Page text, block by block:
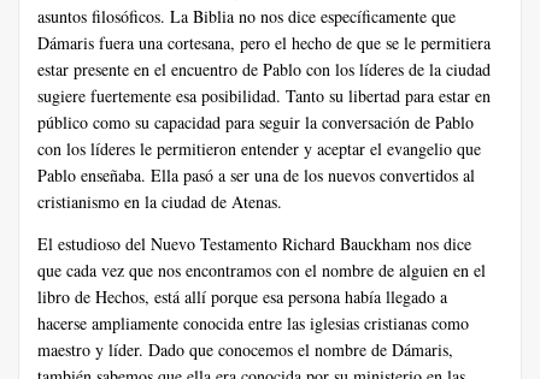
asuntos filosóficos. La Biblia no nos dice específicamente que
Dámaris fuera una cortesana, pero el hecho de que se le permitiera
estar presente en el encuentro de Pablo con los líderes de la ciudad
sugiere fuertemente esa posibilidad. Tanto su libertad para estar en
público como su capacidad para seguir la conversación de Pablo
con los líderes le permitieron entender y aceptar el evangelio que
Pablo enseñaba. Ella pasó a ser una de los nuevos convertidos al
cristianismo en la ciudad de Atenas.
El estudioso del Nuevo Testamento Richard Bauckham nos dice
que cada vez que nos encontramos con el nombre de alguien en el
libro de Hechos, está allí porque esa persona había llegado a
hacerse ampliamente conocida entre las iglesias cristianas como
maestro y líder. Dado que conocemos el nombre de Dámaris,